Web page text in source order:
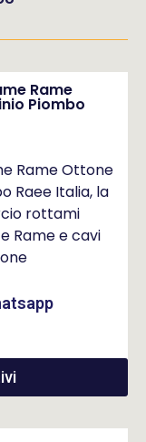
Rame
Piombo
Rame Ottone
Raee Italia, la
rottami
Rame e cavi